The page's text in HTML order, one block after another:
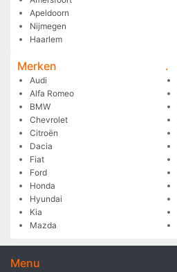
Apeldoorn
Nijmegen
Haarlem
Merken
Audi
Alfa Romeo
BMW
Chevrolet
Citroën
Dacia
Fiat
Ford
Honda
Hyundai
Kia
Mazda
.
Menu